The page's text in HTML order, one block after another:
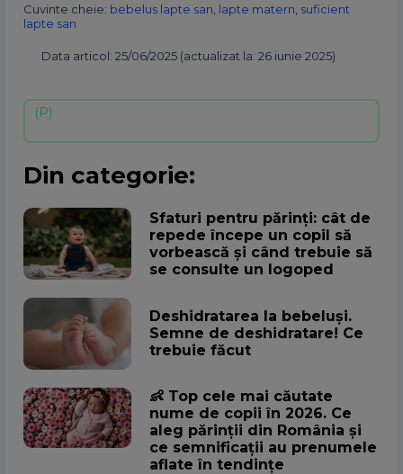
Cuvinte cheie: bebelus lapte san lapte matern suficient
lapte san
Data articol: 25/06/2025 (actualizat la: 26 iunie 2025)
Din categorie:
Sfaturi pentru părinți: cât de
repede începe un copil să
vorbească și când trebuie să
se consulte un logoped
Deshidratarea la bebeluși.
Semne de deshidratare! Ce
trebuie făcut
👶 Top cele mai căutate
nume de copii în 2026. Ce
aleg părinții din România și
ce semnificații au prenumele
aflate în tendințe